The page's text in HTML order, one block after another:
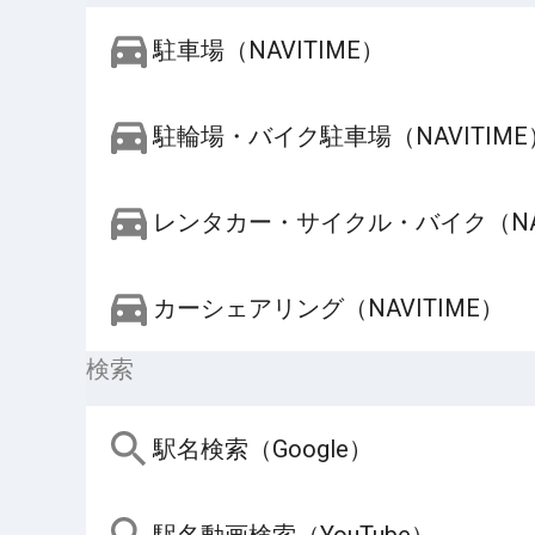
駐車場（NAVITIME）
駐輪場・バイク駐車場（NAVITIME
レンタカー・サイクル・バイク（
カーシェアリング（NAVITIME）
検索
駅名検索（Google）